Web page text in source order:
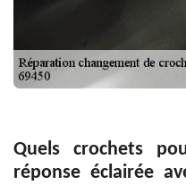
Quels crochets
réponse éclairée